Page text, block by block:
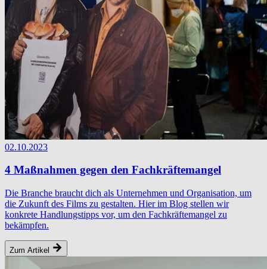
02.10.2023
4 Maßnahmen gegen den Fachkräftemangel
Die Branche braucht dich als Unternehmen und Organisation, um
die Zukunft des Films zu gestalten. Hier im Blog stellen wir
konkrete Handlungstipps vor, um den Fachkräftemangel zu
bekämpfen.
Zum Artikel